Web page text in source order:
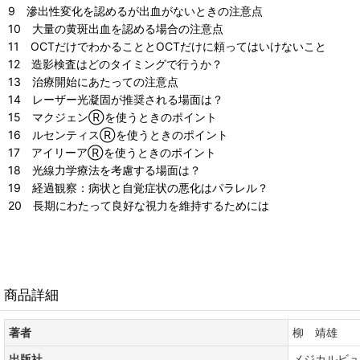
9 滲出性変化を認めるが出血がないときの注意点
10 大量の黄斑出血を認める場合の注意点
11 OCTだけでわかることとOCTだけに頼ってはいけないこと
12 造影検査はどのタイミングで行うか？
13 治療開始にあたっての注意点
14 レーザー光凝固が推奨される場面は？
15 マクジェンⓇを使うときのポイント
16 ルセンティスⓇを使うときのポイント
17 アイリーアⓇを使うときのポイント
18 光線力学療法を考慮する場面は？
19 経過観察：病状と自覚症状の悪化はパラレル？
20 長期にわたって良好な視力を維持するためには
商品詳細
著者
柳 靖雄